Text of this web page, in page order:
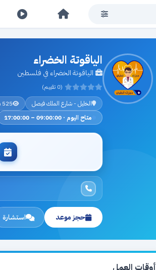
الياقوتة الخضراء
الياقوتة الخضراء في فلسطين
(0 تقييم)
الخليل - شارع الملك فيصل
525 مشاهدة
متاح اليوم · 09:00:00 – 17:00:00
حجز موعد استشارة
أوقات العمل